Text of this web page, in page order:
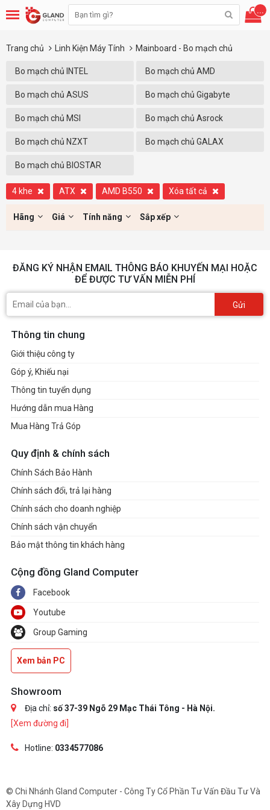
...
Trang chủ Linh Kiện Máy Tính Mainboard - Bo mạch chủ
Bo mạch chủ INTEL Bo mạch chủ AMD
Bo mạch chủ ASUS Bo mạch chủ Gigabyte
Bo mạch chủ MSI Bo mạch chủ Asrock
Bo mạch chủ NZXT Bo mạch chủ GALAX
Bo mạch chủ BIOSTAR
4 khe ATX AMD B550 Xóa tất cả
Hãng Giá Tính năng Sắp xếp
ĐĂNG KÝ NHẬN EMAIL THÔNG BÁO KHUYẾN MẠI HOẶC
ĐỂ ĐƯỢC TƯ VẤN MIỄN PHÍ
Gửi
Thông tin chung
Giới thiệu công ty
Góp ý, Khiếu nại
Thông tin tuyển dụng
Hướng dẫn mua Hàng
Mua Hàng Trả Góp
Quy định & chính sách
Chính Sách Bảo Hành
Chính sách đổi, trả lại hàng
Chính sách cho doanh nghiệp
Chính sách vận chuyển
Bảo mật thông tin khách hàng
Cộng đồng Gland Computer
Facebook
Youtube
Group Gaming
Xem bản PC
Showroom
Địa chỉ: số 37-39 Ngõ 29 Mạc Thái Tông - Hà Nội.
[Xem đường đi]
Hotline: 0334577086
© Chi Nhánh Gland Computer - Công Ty Cổ Phần Tư Vấn Đầu Tư Và
Xây Dựng HVD